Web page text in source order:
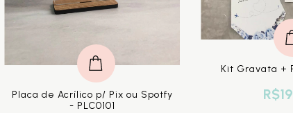
Placa de Acrílico p/ Pix ou Spotfy
- PLC0101
Kit Gravata +